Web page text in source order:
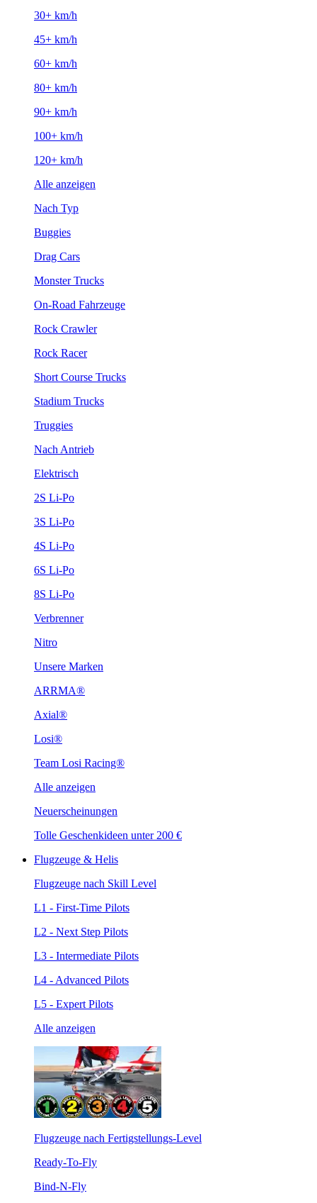
30+ km/h
45+ km/h
60+ km/h
80+ km/h
90+ km/h
100+ km/h
120+ km/h
Alle anzeigen
Nach Typ
Buggies
Drag Cars
Monster Trucks
On-Road Fahrzeuge
Rock Crawler
Rock Racer
Short Course Trucks
Stadium Trucks
Truggies
Nach Antrieb
Elektrisch
2S Li-Po
3S Li-Po
4S Li-Po
6S Li-Po
8S Li-Po
Verbrenner
Nitro
Unsere Marken
ARRMA®
Axial®
Losi®
Team Losi Racing®
Alle anzeigen
Neuerscheinungen
Tolle Geschenkideen unter 200 €
Flugzeuge & Helis
Flugzeuge nach Skill Level
L1 - First-Time Pilots
L2 - Next Step Pilots
L3 - Intermediate Pilots
L4 - Advanced Pilots
L5 - Expert Pilots
Alle anzeigen
Flugzeuge nach Fertigstellungs-Level
Ready-To-Fly
Bind-N-Fly